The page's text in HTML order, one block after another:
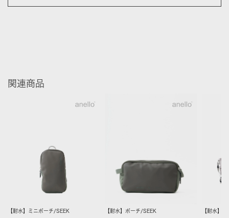
関連商品
【耐水】ミニポーチ/SEEK 【耐水】ポーチ/SEEK 【耐水】